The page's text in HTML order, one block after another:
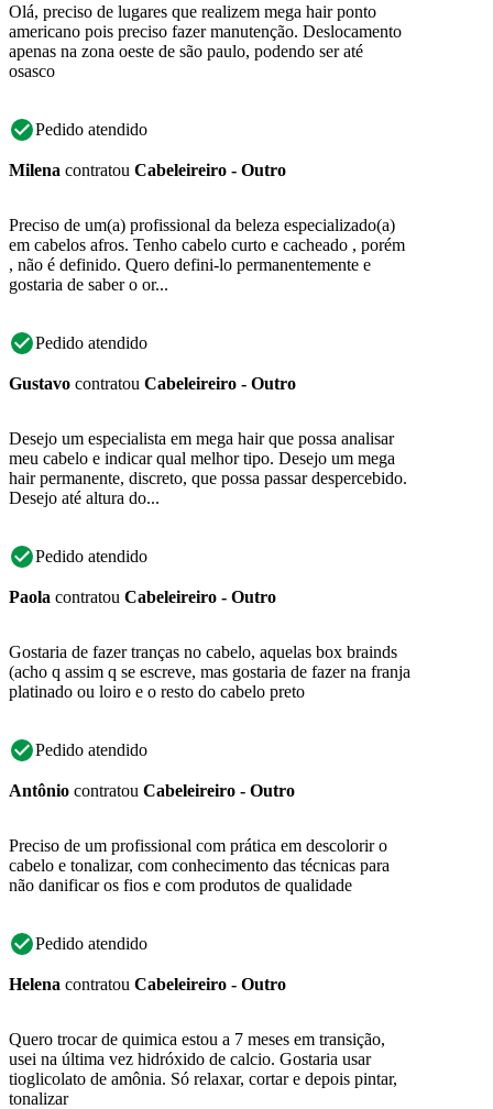
Olá, preciso de lugares que realizem mega hair ponto
americano pois preciso fazer manutenção. Deslocamento
apenas na zona oeste de são paulo, podendo ser até
osasco
Pedido atendido
Milena contratou Cabeleireiro - Outro
Preciso de um(a) profissional da beleza especializado(a)
em cabelos afros. Tenho cabelo curto e cacheado , porém
, não é definido. Quero defini-lo permanentemente e
gostaria de saber o or...
Pedido atendido
Gustavo contratou Cabeleireiro - Outro
Desejo um especialista em mega hair que possa analisar
meu cabelo e indicar qual melhor tipo. Desejo um mega
hair permanente, discreto, que possa passar despercebido.
Desejo até altura do...
Pedido atendido
Paola contratou Cabeleireiro - Outro
Gostaria de fazer tranças no cabelo, aquelas box brainds
(acho q assim q se escreve, mas gostaria de fazer na franja
platinado ou loiro e o resto do cabelo preto
Pedido atendido
Antônio contratou Cabeleireiro - Outro
Preciso de um profissional com prática em descolorir o
cabelo e tonalizar, com conhecimento das técnicas para
não danificar os fios e com produtos de qualidade
Pedido atendido
Helena contratou Cabeleireiro - Outro
Quero trocar de quimica estou a 7 meses em transição,
usei na última vez hidróxido de calcio. Gostaria usar
tioglicolato de amônia. Só relaxar, cortar e depois pintar,
tonalizar